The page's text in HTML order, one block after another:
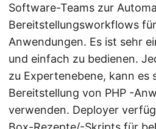
Software-Teams zur
Bereitstellungsworkflows
Anwendungen. Es ist sehr
und einfach zu bedienen.
zu Expertenebene, kann es
Bereitstellung von PHP -
verwenden. Deployer